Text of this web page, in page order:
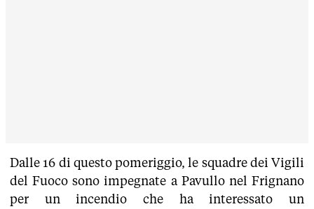
Dalle 16 di questo pomeriggio, le squadre dei Vigili
del Fuoco sono impegnate a Pavullo nel Frignano
per un incendio che ha interessato un